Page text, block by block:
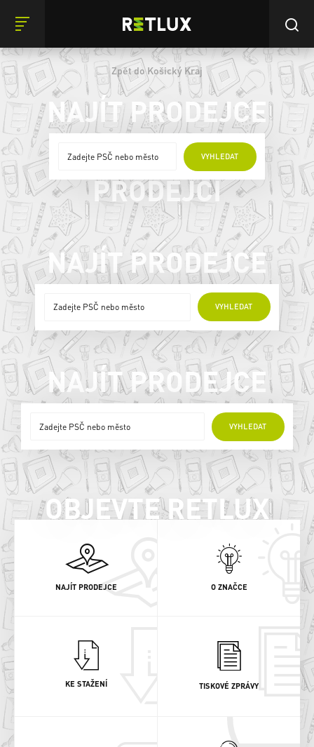
Zpět do Košický Kraj
NAJÍT PRODEJCE
VYHLEDAT
ONLINE
PRODEJCI
NAJÍT PRODEJCE
VYHLEDAT
ONLINE PRODEJCI
NAJÍT PRODEJCE
VYHLEDAT
ONLINE PRODEJCI
OBJEVTE RETLUX
NAJÍT PRODEJCE O ZNAČCE
KE STAŽENÍ TISKOVÉ ZPRÁVY